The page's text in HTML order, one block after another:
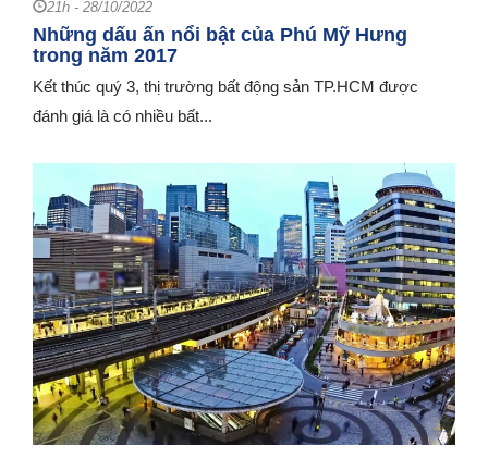
21h - 28/10/2022
Những dấu ấn nổi bật của Phú Mỹ Hưng
trong năm 2017
Kết thúc quý 3, thị trường bất động sản TP.HCM được
đánh giá là có nhiều bất...